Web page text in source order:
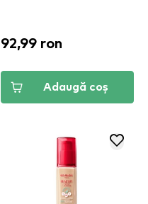
92,99 ron
Adaugă coș